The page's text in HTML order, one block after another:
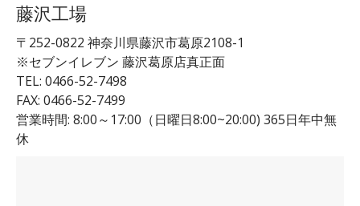
藤沢工場
〒252-0822 神奈川県藤沢市葛原2108-1
※セブンイレブン 藤沢葛原店真正面
TEL: 0466-52-7498
FAX: 0466-52-7499
営業時間: 8:00～17:00（日曜日8:00~20:00) 365日年中無
休